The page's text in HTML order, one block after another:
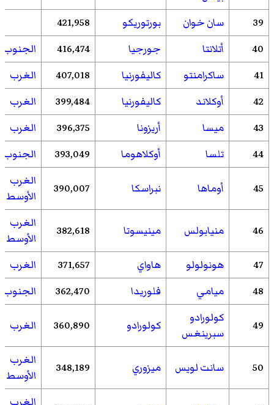
39 سان خوان بورتوريكو
421,958
40
أتلانتا جورجيا 416,474
الجنوب
41
ساكرامنتو كاليفورنيا 407,018
الغرب
42
أوكلاند كاليفورنيا 399,484
الغرب
43
ميسا أريزونا 396,375
الغرب
44
تلسا أوكلاهوما 393,049 الجنوب
45 أوماها نبراسكا 390,007
الغرب
الأوسط
46 منيابولس مينيسوتا 382,618
الغرب
الأوسط
47
هونولولو هاواي 371,657
الغرب
48
ميامي فلوريدا 362,470 الجنوب
49
كولورادو
سبرينغس
كولورادو 360,890 الغرب
50 سانت لويس ميزوري 348,189
الغرب
الأوسط